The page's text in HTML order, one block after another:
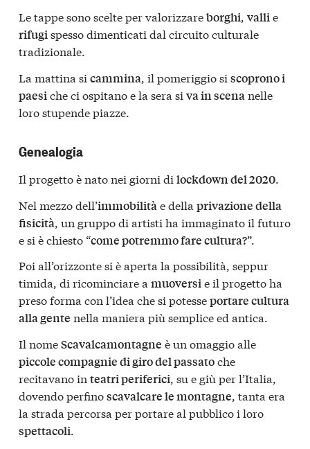
Le tappe sono scelte per valorizzareborghi, vallie
rifugispesso dimenticati dal circuito culturale
tradizionale.
La mattina si cammina, il pomeriggio si scoprono i
paesiche ci ospitano e la sera si va in scenanelle
loro stupende piazze.
Genealogia
Il progetto è nato nei giorni di lockdown del 2020.
Nel mezzo dell’immobilitàe della privazione della
fisicità, un gruppo di artisti ha immaginato il futuro
e si è chiesto “come potremmo fare cultura?”.
Poi all’orizzonte si è aperta la possibilità, seppur
timida, di ricominciare a muoversie il progetto ha
preso forma con l’idea che si potesseportare cultura
alla gente nella maniera più semplice ed antica.
Il nomeScavalcamontagne è un omaggio alle
piccole compagnie di giro del passatoche
recitavano in teatri periferici, su e giù per l’Italia,
dovendo perfinoscavalcare le montagne, tanta era
la strada percorsa per portare al pubblico i loro
spettacoli.